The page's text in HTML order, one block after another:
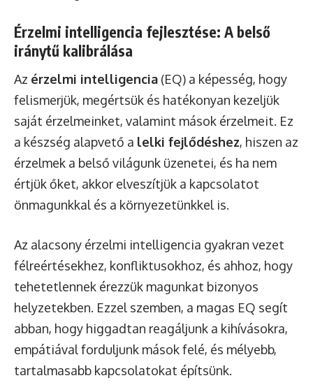
Érzelmi intelligencia fejlesztése: A belső
iránytű kalibrálása
Az érzelmi intelligencia (EQ) a képesség, hogy
felismerjük, megértsük és hatékonyan kezeljük
saját érzelmeinket, valamint mások érzelmeit. Ez
a készség alapvető a lelki fejlődéshez, hiszen az
érzelmek a belső világunk üzenetei, és ha nem
értjük őket, akkor elveszítjük a kapcsolatot
önmagunkkal és a környezetünkkel is.
Az alacsony érzelmi intelligencia gyakran vezet
félreértésekhez, konfliktusokhoz, és ahhoz, hogy
tehetetlennek érezzük magunkat bizonyos
helyzetekben. Ezzel szemben, a magas EQ segít
abban, hogy higgadtan reagáljunk a kihívásokra,
empátiával forduljunk mások felé, és mélyebb,
tartalmasabb kapcsolatokat építsünk.